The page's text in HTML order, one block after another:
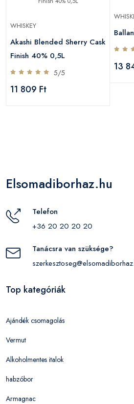
WHISKEY
Akashi Blended Sherry Cask
Finish 40% 0,5L
5/5
11 809 Ft
13
Elsomadiborhaz.hu
Telefon
+36 20 20 20 20
Tanácsra van szüksége?
Top kategóriák
Ajándék csomagolás
Vermut
Alkoholmentes italok
habzóbor
Armagnac